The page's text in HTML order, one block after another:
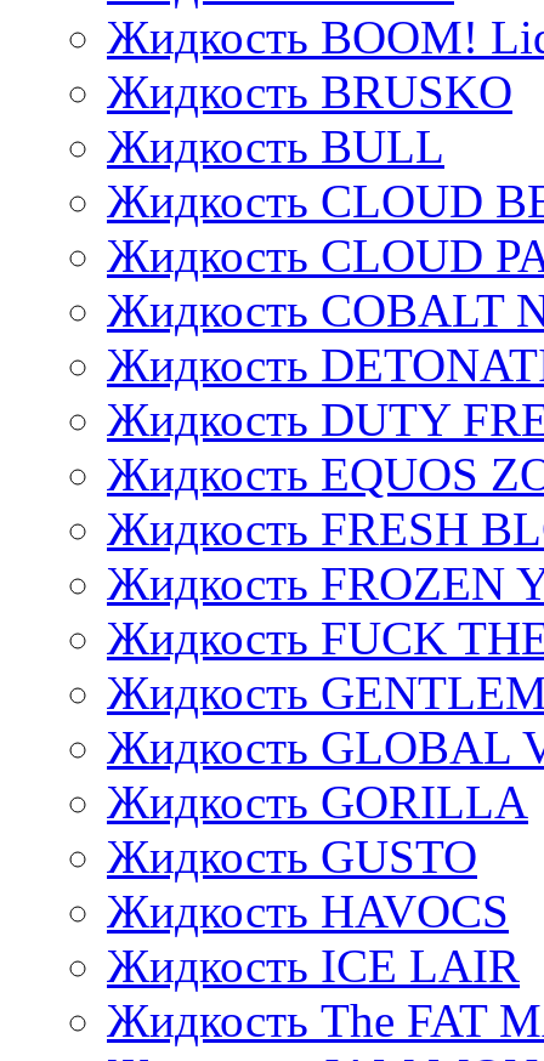
Жидкость BOOM!
Жидкость BRUSKO
Жидкость BULL
Жидкость CLOUD
Жидкость CLOUD
Жидкость COBALT
Жидкость
Жидкость DUTY
Жидкость EQUOS
Жидкость FRESH
Жидкость FROZEN
Жидкость FUCK
Жидкость
Жидкость GLOBAL
Жидкость GORILLA
Жидкость GUSTO
Жидкость HAVOCS
Жидкость ICE LAIR
Жидкость The FAT